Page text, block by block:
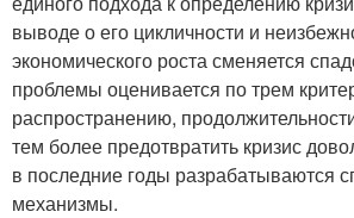
выводе о его цикличности и
экономического роста сменяется
проблемы оценивается по трем
распространению,
тем более предотвратить кризис
в последние годы разрабатываются
механизмы.